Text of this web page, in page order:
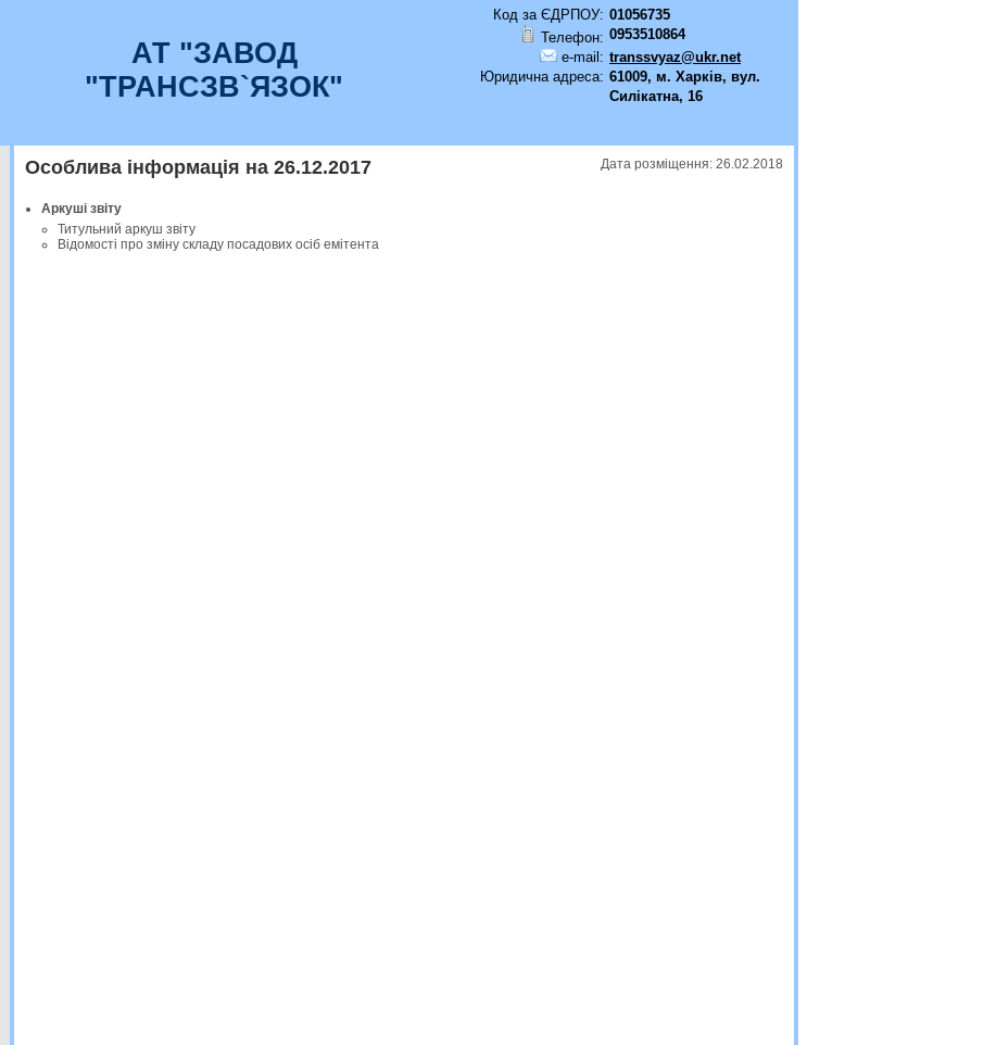
АТ "ЗАВОД
"ТРАНСЗВ`ЯЗОК"
Код за ЄДРПОУ: 01056735
Телефон: 0953510864
e-mail: transsvyaz@ukr.net
Юридична адреса: 61009, м. Харків, вул.
Силікатна, 16
Дата розміщення: 26.02.2018
Особлива інформація на 26.12.2017
Аркуші звіту
Титульний аркуш звіту
Відомості про зміну складу посадових осіб емітента